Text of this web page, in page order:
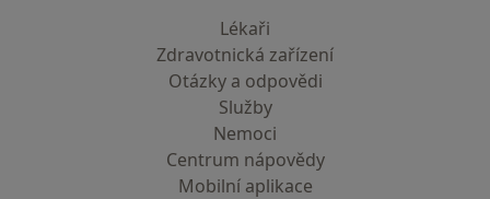
Lékaři
Zdravotnická zařízení
Otázky a odpovědi
Služby
Nemoci
Centrum nápovědy
Mobilní aplikace